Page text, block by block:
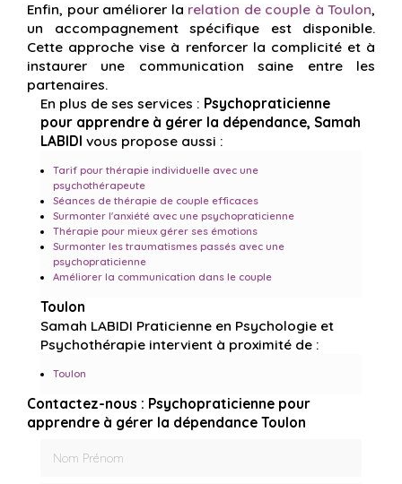
Enfin, pour améliorer la relation de couple à Toulon,
un accompagnement spécifique est disponible.
Cette approche vise à renforcer la complicité et à
instaurer une communication saine entre les
partenaires.
En plus de ses services : Psychopraticienne
pour apprendre à gérer la dépendance, Samah
LABIDI vous propose aussi :
Tarif pour thérapie individuelle avec une
psychothérapeute
Séances de thérapie de couple efficaces
Surmonter l'anxiété avec une psychopraticienne
Thérapie pour mieux gérer ses émotions
Surmonter les traumatismes passés avec une
psychopraticienne
Améliorer la communication dans le couple
Toulon
Samah LABIDI Praticienne en Psychologie et
Psychothérapie intervient à proximité de :
Toulon
Contactez-nous : Psychopraticienne pour
apprendre à gérer la dépendance Toulon